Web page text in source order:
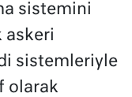
sistemini
askeri
sistemleriyle
olarak